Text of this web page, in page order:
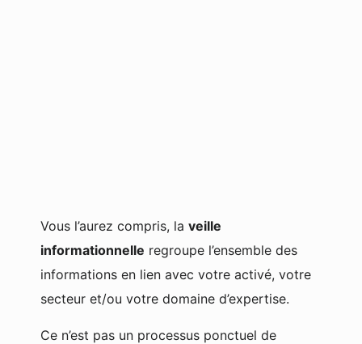
Vous l’aurez compris, la veille
informationnelle regroupe l’ensemble des
informations en lien avec votre activé, votre
secteur et/ou votre domaine d’expertise.
Ce n’est pas un processus ponctuel de